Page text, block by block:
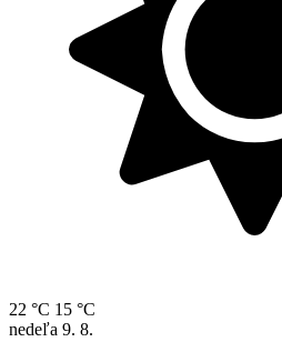
22 °C 15 °C
nedeľa 9. 8.